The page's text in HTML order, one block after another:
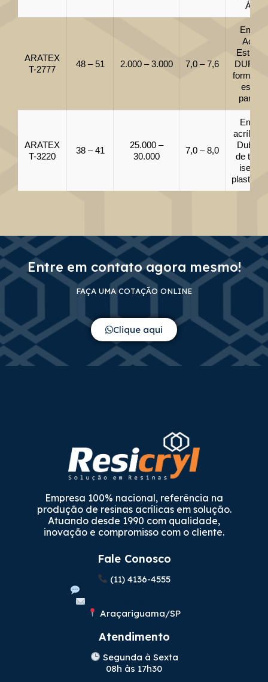
ARATEX
T-2777
48 – 51 2.000 – 3.000 7,0 – 7,6
DURA
para
ARATEX
T-3220
38 – 41
25.000 –
30.000
7,0 – 8,0
acrílica
de
isento
Entre em contato agora mesmo!
FAÇA UMA COTAÇÃO ONLINE
Clique aqui
Empresa 100% nacional, referência na
produção de resinas acrílicas em solução.
Atuando desde 1990 com qualidade,
inovação e compromisso com o cliente.
Fale Conosco
(11) 4136-4555
Araçariguama/SP
Atendimento
Segunda à Sexta
08h às 17h30